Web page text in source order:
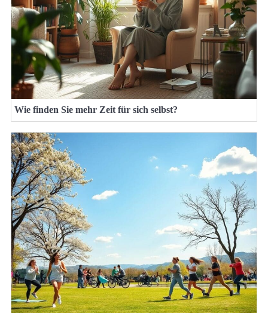
Wie finden Sie mehr Zeit für sich selbst?